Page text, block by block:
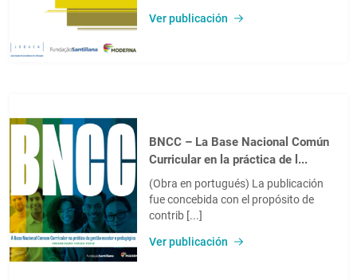
Ver publicación
BNCC – La Base Nacional Común
Curricular en la práctica de l...
(Obra en portugués) La publicación
fue concebida con el propósito de
contrib [...]
Ver publicación